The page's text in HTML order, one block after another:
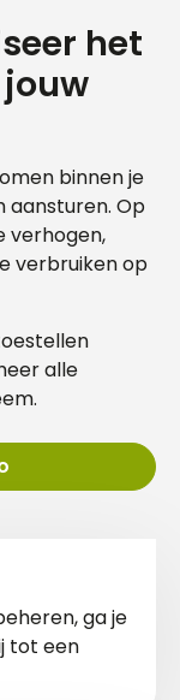
het
binnen je
aansturen. Op
verhogen,
verbruiken op
alle
ga je
tot een